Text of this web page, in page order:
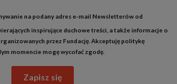
na podany adres e-mail Newsletterów od
inspirujące duchowe treści, a także informacje o
przez Fundację. Akceptujępolitykę
momencie mogę wycofać zgodę.
Zapisz się